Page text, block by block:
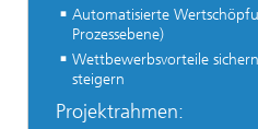
Automatisierte
Prozessebene)​
Wettbewerbsvorteile
steigern
Projektrahmen: